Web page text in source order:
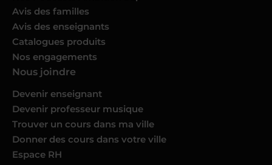
Avis des familles
Avis des enseignants
Catalogues produits
Nos engagements
Nous joindre
Devenir enseignant
Devenir professeur musique
Trouver un cours dans ma ville
Donner des cours dans votre ville
Espace RH